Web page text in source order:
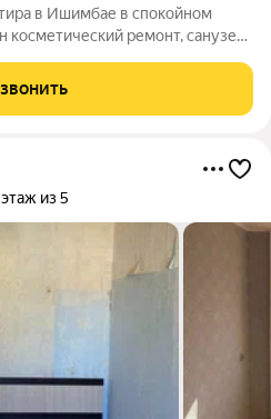
в Ишимбае в спокойном
вещей, либо можно
этаж из 5